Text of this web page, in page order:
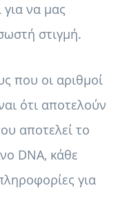
για να μας
στιγμή.
που οι αριθμοί
ότι αποτελούν
αποτελεί το
DNA, κάθε
για